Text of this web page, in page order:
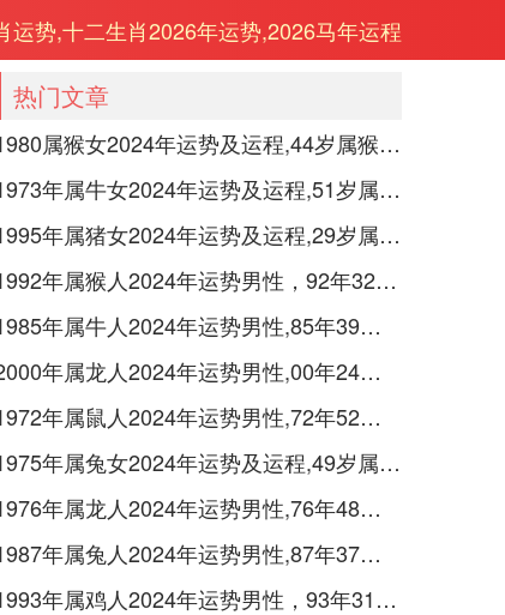
运势,十二生肖2026年运势,2026马年运程
热门文章
1980属猴女2024年运势及运程,44岁属猴人2024全年每月运势女性如何
1973年属牛女2024年运势及运程,51岁属牛人2024全年每月运势女性如何
1995年属猪女2024年运势及运程,29岁属猪人2024全年每月运势女性如何
1992年属猴人2024年运势男性，92年32岁属猴男2024年每月运程怎么样
1985年属牛人2024年运势男性,85年39岁属牛男2024年每月运程怎么样
2000年属龙人2024年运势男性,00年24岁属龙男2024年每月运程怎么样
1972年属鼠人2024年运势男性,72年52岁属鼠男2024年每月运程怎么样
1975年属兔女2024年运势及运程,49岁属兔人2024全年每月运势女性如何
1976年属龙人2024年运势男性,76年48岁属龙男2024年每月运程怎么样
1987年属兔人2024年运势男性,87年37岁属兔男2024年每月运程怎么样
1993年属鸡人2024年运势男性，93年31岁属鸡男2024年每月运程怎么样